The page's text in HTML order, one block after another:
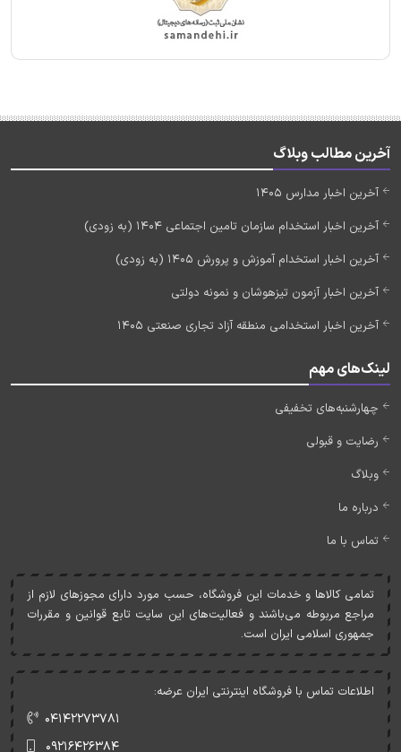
آخرین مطالب وبلاگ
آخرین اخبار مدارس 1405
آخرین اخبار استخدام سازمان تامین اجتماعی 1404 (به زودی)
آخرین اخبار استخدام آموزش و پرورش 1405 (به زودی)
آخرین اخبار آزمون تیزهوشان و نمونه دولتی
آخرین اخبار استخدامی منطقه آزاد تجاری صنعتی 1405
لینک‌های مهم
چهارشنبه‌های تخفیفی
رضایت و قبولی
وبلاگ
درباره ما
تماس با ما
تمامی کالاها و خدمات اين فروشگاه، حسب مورد دارای مجوزهای لازم از
مراجع مربوطه می‌باشند و فعاليت‌های اين سايت تابع قوانين و مقررات
جمهوری اسلامی ايران است.
اطلاعات تماس با فروشگاه اینترنتی ایران عرضه:
۰۴۱۴۲۲۷۳۷۸۱
۰۹۲۱۶۴۲۶۳۸۴